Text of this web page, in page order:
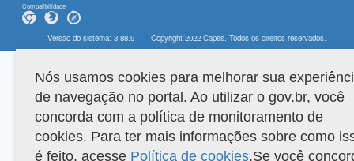
Compatibilidade
Versão do sistema: 3.88.9 Copyright 2022 Capes. Todos os direitos reservados.
Nós usamos cookies para melhorar sua
de navegação no portal. Ao utilizar o gov.br, você
concorda com a política de monitoramento de
cookies. Para ter mais informações sobre como
é feito, acesse Política de cookies.Se você